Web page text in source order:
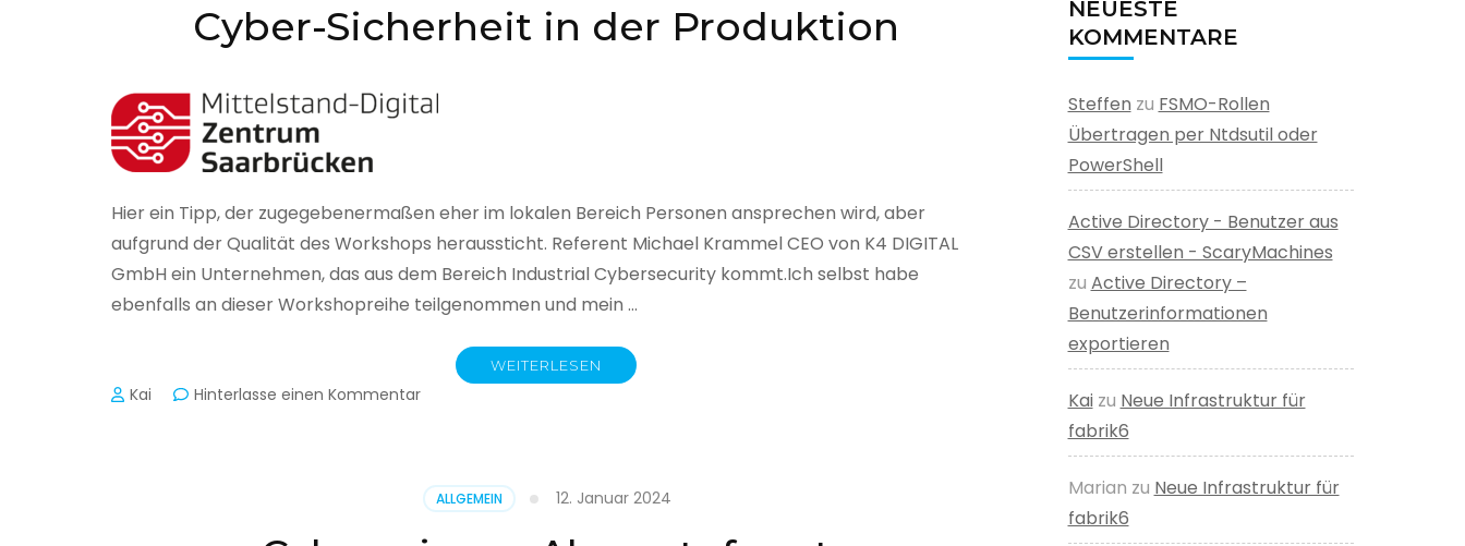
zur
in
Deutschland
Cyber-Sicherheit in der Produktion
Hier ein Tipp, der zugegebenermaßen eher im lokalen Bereich Personen ansprechen wird, aber
aufgrund der Qualität des Workshops heraussticht. Referent Michael Krammel CEO von K4 DIGITAL
GmbH ein Unternehmen, das aus dem Bereich Industrial Cybersecurity kommt.Ich selbst habe
ebenfalls an dieser Workshopreihe teilgenommen und mein …
WEITERLESEN
Kai Hinterlasse einen Kommentarzu
der
Produktion
ALLGEMEIN 12. Januar 2024
NEUESTE
KOMMENTARE
Steffen zu FSMO-Rollen
Übertragen per Ntdsutil oder
PowerShell
Active Directory - Benutzer aus
CSV erstellen - ScaryMachines
zu Active Directory –
Benutzerinformationen
exportieren
Kaizu Neue Infrastruktur für
fabrik6
Marian zu Neue Infrastruktur für
fabrik6